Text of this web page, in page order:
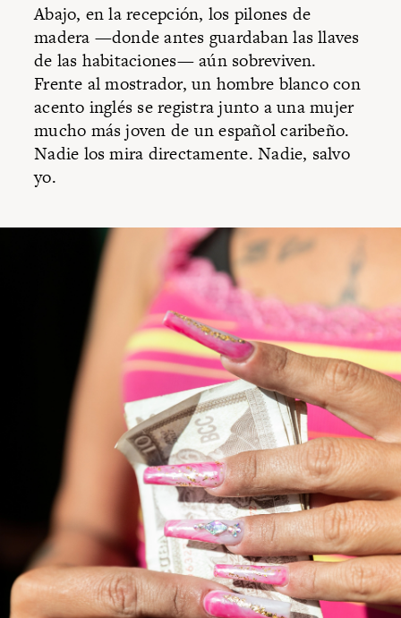
Abajo, en la recepción, los pilones de
madera —donde antes guardaban las llaves
de las habitaciones— aún sobreviven.
Frente al mostrador, un hombre blanco con
acento inglés se registra junto a una mujer
mucho más joven de un español caribeño.
Nadie los mira directamente. Nadie, salvo
yo.